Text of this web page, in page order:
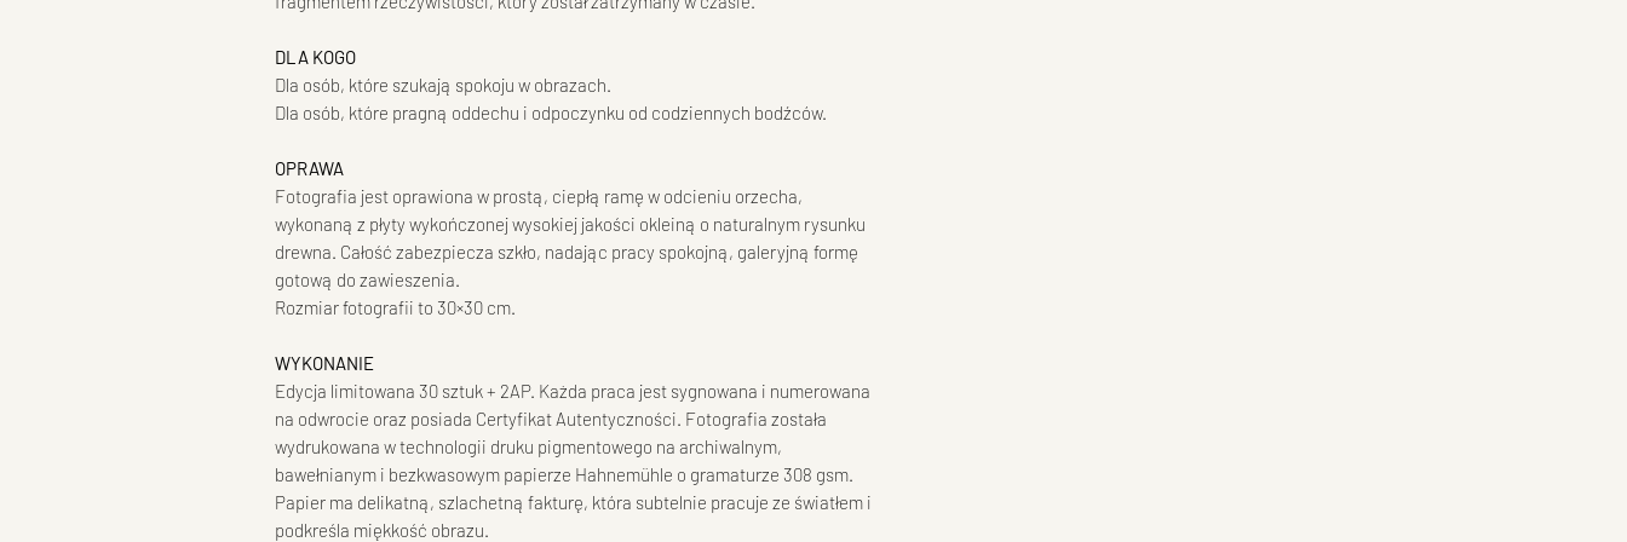
DLA KOGO
Dla osób, które szukają spokoju w obrazach.
Dla osób, które pragną oddechu i odpoczynku od codziennych bodźców.
OPRAWA
Fotografia jest oprawiona w prostą, ciepłą ramę w odcieniu orzecha,
wykonaną z płyty wykończonej wysokiej jakości okleiną o naturalnym rysunku
drewna. Całość zabezpiecza szkło, nadając pracy spokojną, galeryjną formę
gotową do zawieszenia.
Rozmiar fotografii to 30×30 cm.
WYKONANIE
Edycja limitowana 30 sztuk + 2AP. Każda praca jest sygnowana i numerowana
na odwrocie oraz posiada Certyfikat Autentyczności. Fotografia została
wydrukowana w technologii druku pigmentowego na archiwalnym,
bawełnianym i bezkwasowym papierze Hahnemühle o gramaturze 308 gsm.
Papier ma delikatną, szlachetną fakturę, która subtelnie pracuje ze światłem i
podkreśla miękkość obrazu.